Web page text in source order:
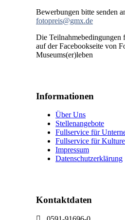
Bewerbungen bitte senden
fotopreis@gmx.de
Die Teilnahmebedingungen
auf der Facebookseite von
Museums(er)leben
Informationen
Über Uns
Stellenangebote
Fullservice für
Fullservice für
Impressum
Datenschutzerklärung
Kontaktdaten